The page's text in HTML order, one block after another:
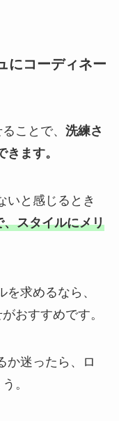
にコーディネー
ことで、 洗練さ
ます。
いと感じるとき
スタイルにメリ
求めるなら、
おすすめです。
か迷ったら、ロ
。